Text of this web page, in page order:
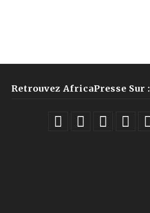
Retrouvez AfricaPresse Sur :